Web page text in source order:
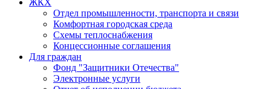
ЖКХ
Отдел промышленности, транспорта и связи
Комфортная городская среда
Схемы теплоснабжения
Концессионные соглашения
Для граждан
Фонд "Защитники Отечества"
Электронные услуги